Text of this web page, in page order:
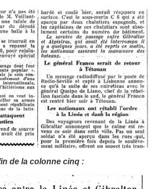
de la colonne cinq :